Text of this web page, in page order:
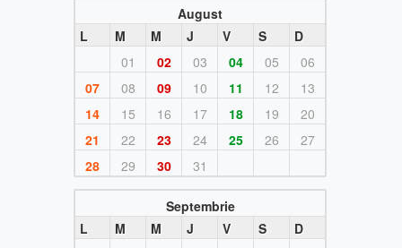
August
L
M M J V S
D
01
02 03 04 05
06
07
08 09 10 11 12
13
14
15 16 17 18 19
20
21
22 23 24 25 26
27
28
29 30 31
Septembrie
L
M M J V S
D